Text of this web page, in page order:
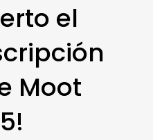
el
Moot